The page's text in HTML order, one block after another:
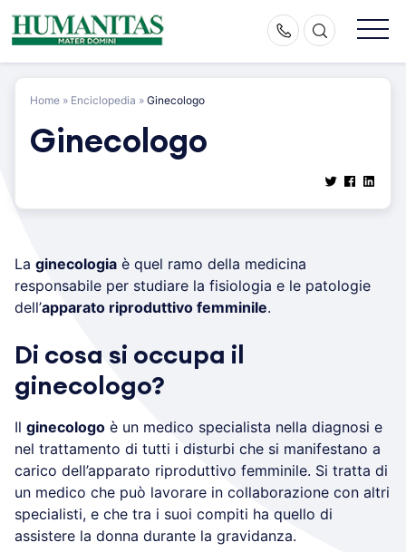
Skip
to
Home » Enciclopedia » Ginecologo
Ginecologo
La ginecologia è quel ramo della medicina
responsabile per studiare la fisiologia e le patologie
dell’apparato riproduttivo femminile.
Di cosa si occupa il
ginecologo?
Il ginecologo è un medico specialista nella diagnosi e
nel trattamento di tutti i disturbi che si manifestano a
carico dell’apparato riproduttivo femminile. Si tratta di
un medico che può lavorare in collaborazione con altri
specialisti, e che tra i suoi compiti ha quello di
assistere la donna durante la gravidanza.